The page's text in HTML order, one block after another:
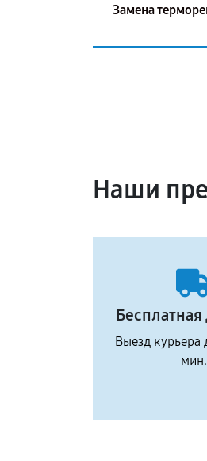
Замена
Наши
Бесплатная
Выезд курьера
мин.